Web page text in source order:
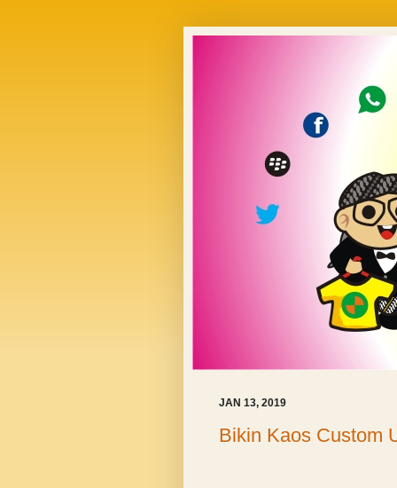
JAN 13, 2019
Bikin Kaos Custom